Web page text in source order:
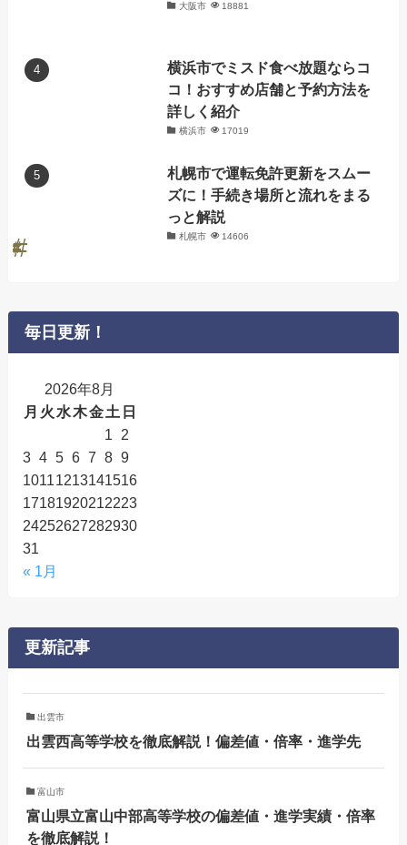
大阪市 18881
横浜市でミスド食べ放題ならコ
コ！おすすめ店舗と予約方法を
詳しく紹介
横浜市 17019
札幌市で運転免許更新をスムー
ズに！手続き場所と流れをまる
っと解説
札幌市 14606
毎日更新！
2026年8月
月 火 水木金土 日
1
2
3 4 5 6 7 8 9
10111213141516
17181920212223
24252627282930
31
« 1月
更新記事
出雲市
出雲西高等学校を徹底解説！偏差値・倍率・進学先
富山市
富山県立富山中部高等学校の偏差値・進学実績・倍率
を徹底解説！